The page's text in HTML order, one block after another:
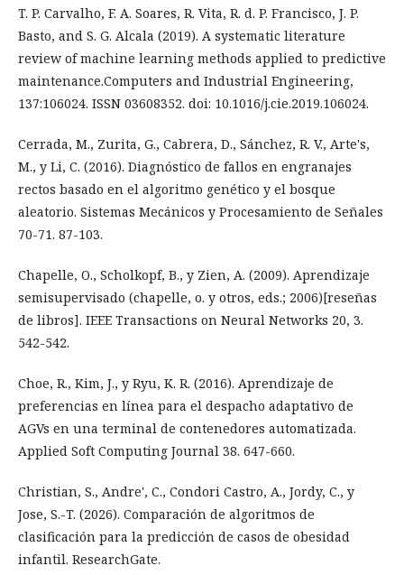
T. P. Carvalho, F. A. Soares, R. Vita, R. d. P. Francisco, J. P.
Basto, and S. G. Alcala (2019). A systematic literature
review of machine learning methods applied to predictive
maintenance.Computers and Industrial Engineering,
137:106024. ISSN 03608352. doi: 10.1016/j.cie.2019.106024.
Cerrada, M., Zurita, G., Cabrera, D., Sánchez, R. V., Arte's,
M., y Li, C. (2016). Diagnóstico de fallos en engranajes
rectos basado en el algoritmo genético y el bosque
aleatorio. Sistemas Mecánicos y Procesamiento de Señales
70-71. 87-103.
Chapelle, O., Scholkopf, B., y Zien, A. (2009). Aprendizaje
semisupervisado (chapelle, o. y otros, eds.; 2006)[reseñas
de libros]. IEEE Transactions on Neural Networks 20, 3.
542-542.
Choe, R., Kim, J., y Ryu, K. R. (2016). Aprendizaje de
preferencias en línea para el despacho adaptativo de
AGVs en una terminal de contenedores automatizada.
Applied Soft Computing Journal 38. 647-660.
Christian, S., Andre', C., Condori Castro, A., Jordy, C., y
Jose, S.-T. (2026). Comparación de algoritmos de
clasificación para la predicción de casos de obesidad
infantil. ResearchGate.